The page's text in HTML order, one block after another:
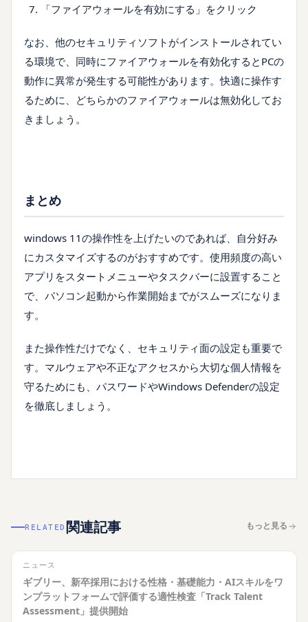
「ファイアウォールを有効にする」をクリック
なお、他のセキュリティソフトがインストールされてい
る環境で、同時にファイアウォールを有効化するとPCの
動作に異常が発生する可能性があります。快適に操作す
るために、どちらかのファイアウォールは無効化してお
きましょう。
まとめ
windows 11の操作性を上げたいのであれば、自分好み
にカスタマイズするのがおすすめです。使用頻度の高い
アプリをスタートメニューやタスクバーに設置すること
で、パソコン起動から作業開始までがスムーズになりま
す。
また操作性だけでなく、セキュリティ面の設定も重要で
す。マルウェアや不正なアクセスから大切な個人情報を
守るためにも、パスワードやWindows Defenderの設定
を徹底しましょう。
RELATED 関連記事 もっと見る
ニュース
ギブリー、新卒採用における性格・基礎能力・AIスキルをワ
ンプラットフォームで評価する適性検査「Track Talent
Assessment」提供開始